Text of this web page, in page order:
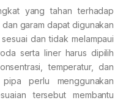
yang tahan terhadap
garam dapat digunakan
dan tidak melampaui
serta liner harus dipilih
temperatur, dan
perlu menggunakan
tersebut membantu